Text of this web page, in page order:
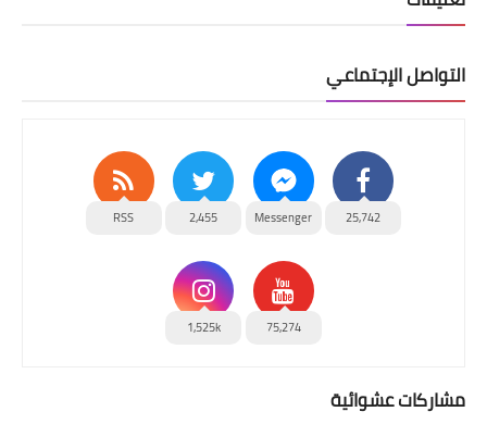
التواصل الإجتماعي
25,742
Messenger
2,455
RSS
75,274
1,525k
مشاركات عشوائية